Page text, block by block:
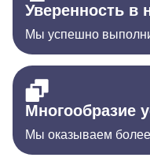
Уверенность в
Мы успешно
Многообразие
Мы оказываем